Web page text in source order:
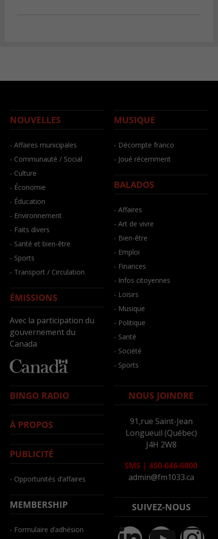
NOUVELLES
- Affaires municipales
- Communauté / Social
- Culture
- Économie
- Éducation
- Environnement
- Faits divers
- Santé et bien-être
- Sports
- Transport / Circulation
ÉMISSIONS
Avec la participation du
gouvernement du
Canada
MUSIQUE
- Décompte franco
- Joué récemment
BALADOS
- Affaires
- Art de vivre
- Bien-être
- Emploi
- Finances
- Infos citoyennes
- Loisirs
- Musique
- Politique
- Santé
- Société
- Sports
BINGO RADIO
À PROPOS
PUBLICITÉ
- Opportunités d’affaires
MEMBERSHIP
- Formulaire d’adhésion
NOUS JOINDRE
91,rue Saint-Jean
Longueuil (Québec)
J4H 2W8
SMS | 450-646-6800
admin@fm1033.ca
SUIVEZ-NOUS